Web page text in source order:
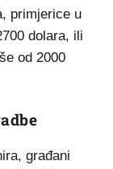
primjerice u
dolara, ili
od 2000
građani